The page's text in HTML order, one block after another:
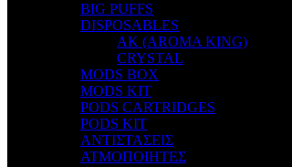
OPMH PROJECT
S-ELF JUICE
SADBOY
SCANDAL
SECRET FOREST
STEAM CITY LIQUIDS
STEAM TRAIN
STEAMPUNK
TALES
TATTOO
BIG PUFFS
DISPOSABLES
AK (AROMA KING)
CRYSTAL
MODS BOX
MODS KIT
PODS CARTRIDGES
PODS KIT
ΑΝΤΙΣΤΑΣΕΙΣ
ΑΤΜΟΠΟΙΗΤΕΣ